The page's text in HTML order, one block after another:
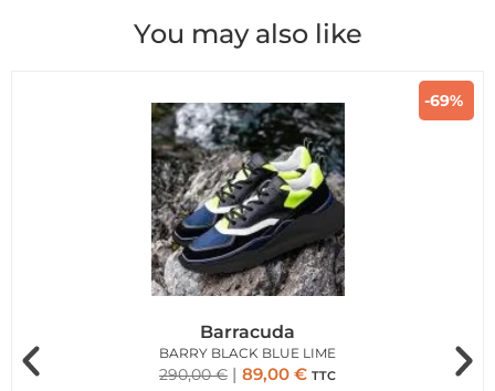
You may also like
-69%
Barracuda
BARRY BLACK BLUE LIME
290,00€ 89,00 € TTC